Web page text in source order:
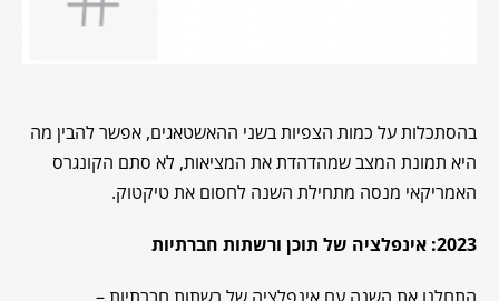
בהסתכלות על כמות הצפיות בשני ההאשטאגים, אפשר להבין מה
היא תמונת המצב שמהדהדת את המציאות, לא סתם הקונגרס
האמריקאי מנסה מתחילת השנה לחסום את טיקטוק.
2023: אינפלציה של תוכן ורשתות חברתיות